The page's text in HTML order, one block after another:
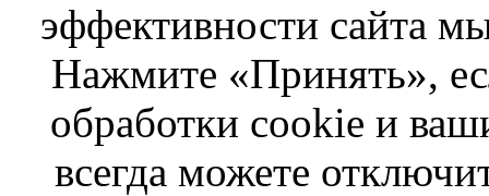
эффективности сайта
Нажмите «Принять»,
обработки cookie и
всегда можете